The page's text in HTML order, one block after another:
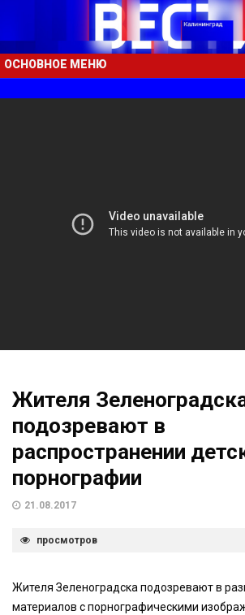
ОСНОВНОЕ МЕНЮ
Жителя
подозревают в
распространении
порнографии
21.08.2017
просмотров
Жителя Зеленоградска подозревают в
материалов с порнографическими